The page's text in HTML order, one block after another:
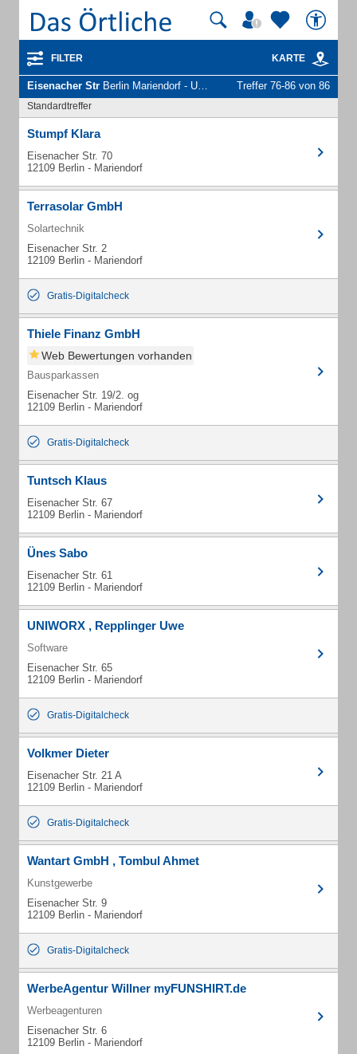
FILTER KARTE
Eisenacher Str Berlin Mariendorf - Unternehmen und Personen Treffer 76-86 von 86
Standardtreffer
Stumpf Klara
Eisenacher Str. 70
12109 Berlin - Mariendorf
Terrasolar GmbH
Solartechnik
Eisenacher Str. 2
12109 Berlin - Mariendorf
Gratis-Digitalcheck
Thiele Finanz GmbH
Web Bewertungen vorhanden
Bausparkassen
Eisenacher Str. 19/2. og
12109 Berlin - Mariendorf
Gratis-Digitalcheck
Tuntsch Klaus
Eisenacher Str. 67
12109 Berlin - Mariendorf
Ünes Sabo
Eisenacher Str. 61
12109 Berlin - Mariendorf
UNIWORX , Repplinger Uwe
Software
Eisenacher Str. 65
12109 Berlin - Mariendorf
Gratis-Digitalcheck
Volkmer Dieter
Eisenacher Str. 21 A
12109 Berlin - Mariendorf
Gratis-Digitalcheck
Wantart GmbH , Tombul Ahmet
Kunstgewerbe
Eisenacher Str. 9
12109 Berlin - Mariendorf
Gratis-Digitalcheck
WerbeAgentur Willner myFUNSHIRT.de
Werbeagenturen
Eisenacher Str. 6
12109 Berlin - Mariendorf